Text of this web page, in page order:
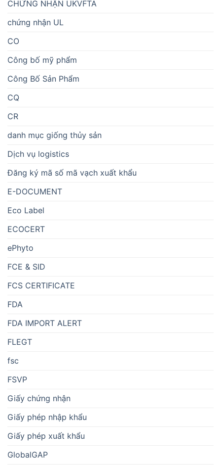
CHỨNG NHẬN UKVFTA
chứng nhận UL
CO
Công bố mỹ phẩm
Công Bố Sản Phẩm
CQ
CR
danh mục giống thủy sản
Dịch vụ logistics
Đăng ký mã số mã vạch xuất khẩu
E-DOCUMENT
Eco Label
ECOCERT
ePhyto
FCE & SID
FCS CERTIFICATE
FDA
FDA IMPORT ALERT
FLEGT
fsc
FSVP
Giấy chứng nhận
Giấy phép nhập khẩu
Giấy phép xuất khẩu
GlobalGAP